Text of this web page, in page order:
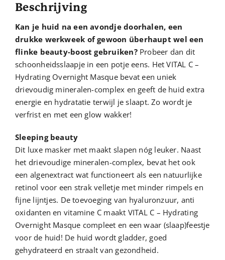
aantal
Beschrijving
Kan je huid na een avondje doorhalen, een
drukke werkweek of gewoon überhaupt wel een
flinke beauty-boost gebruiken?Probeer dan dit
schoonheidsslaapje in een potje eens. Het VITAL C –
Hydrating Overnight Masque bevat een uniek
drievoudig mineralen-complex en geeft de huid extra
energie en hydratatie terwijl je slaapt. Zo wordt je
verfrist en met een glow wakker!
Sleeping beauty
Dit luxe masker met maakt slapen nóg leuker. Naast
het drievoudige mineralen-complex, bevat het ook
een algenextract wat functioneert als een natuurlijke
retinol voor een strak velletje met minder rimpels en
fijne lijntjes. De toevoeging van hyaluronzuur, anti
oxidanten en vitamine C maakt VITAL C – Hydrating
Overnight Masque compleet en een waar (slaap)feestje
voor de huid! De huid wordt gladder, goed
gehydrateerd en straalt van gezondheid.